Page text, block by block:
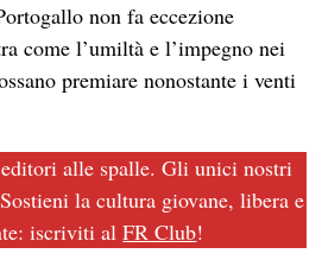
non fa eccezione
come l’umiltà e l’impegno nei
premiare nonostante i venti
alle spalle. Gli unici nostri
la cultura giovane, libera e
iscriviti alFR Club!